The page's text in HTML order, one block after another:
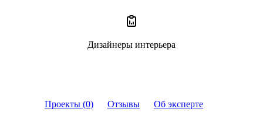
Проекты (0) Отзывы Об эксперте
Дизайнеры интерьера